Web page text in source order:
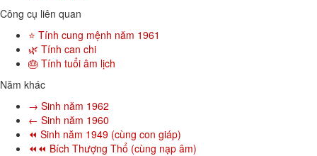
Công cụ liên quan
⭐ Tính cung mệnh năm 1961
🌿 Tính can chi
🎂 Tính tuổi âm lịch
Năm khác
→ Sinh năm 1962
← Sinh năm 1960
⏪ Sinh năm 1949 (cùng con giáp)
⏪⏪ Bích Thượng Thổ (cùng nạp âm)